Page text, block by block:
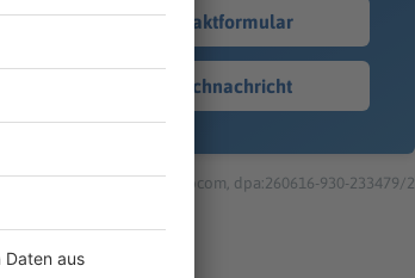
Kontaktformular
Sprachnachricht
© dpa-infocom, dpa:260616-930-233479/2